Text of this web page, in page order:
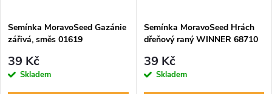
Semínka MoravoSeed Gazánie
zářivá, směs 01619
39 Kč
Skladem
Semínka MoravoSeed Hrách
dřeňový raný WINNER 68710
39 Kč
Skladem